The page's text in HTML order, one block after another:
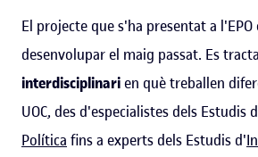
El projecte que s'ha presentat a l'EPO
desenvolupar el maig passat. Es
interdisciplinarien què treballen
UOC, des d'especialistes dels Estudis
Política fins a experts dels Estudis d'